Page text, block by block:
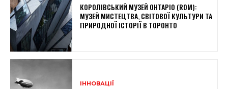
КОРОЛІВСЬКИЙ МУЗЕЙ ОНТАРІО (ROM):
МУЗЕЙ МИСТЕЦТВА, СВІТОВОЇ КУЛЬТУРИ ТА
ПРИРОДНОЇ ІСТОРІЇ В ТОРОНТО
ІННОВАЦІЇ